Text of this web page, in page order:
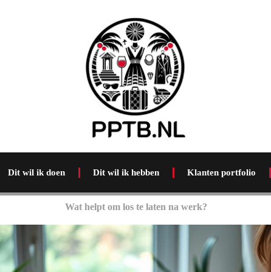
Dit wil ik doen Dit wil ik hebben Klanten portfolio
Wat helpt om los te laten na werk?